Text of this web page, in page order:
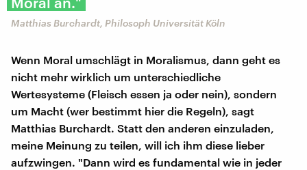
Matthias Burchardt, Philosoph Universität Köln
Wenn Moral umschlägt in Moralismus, dann geht es
nicht mehr wirklich um unterschiedliche
Wertesysteme (Fleisch essen ja oder nein), sondern
um Macht (wer bestimmt hier die Regeln), sagt
Matthias Burchardt. Statt den anderen einzuladen,
meine Meinung zu teilen, will ich ihm diese lieber
aufzwingen. "Dann wird es fundamental wie in jeder